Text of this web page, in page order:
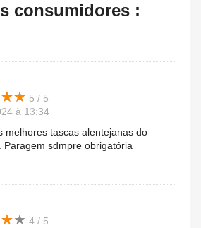
consumidores :
★★
★★ 5 / 5
à 13:34
melhores tascas alentejanas do
Paragem sdmpre obrigatória
★★
★★ 4 / 5